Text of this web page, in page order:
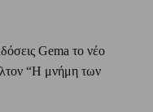
Gema το νέο
“Η μνήμη των